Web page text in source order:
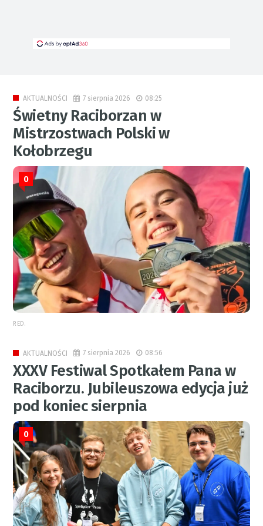
AKTUALNOŚCI 7 sierpnia 2026 08:25
Świetny Raciborzan w
Mistrzostwach Polski w
Kołobrzegu
0
RED.
AKTUALNOŚCI 7 sierpnia 2026 08:56
XXXV Festiwal Spotkałem Pana w
Raciborzu. Jubileuszowa edycja już
pod koniec sierpnia
0